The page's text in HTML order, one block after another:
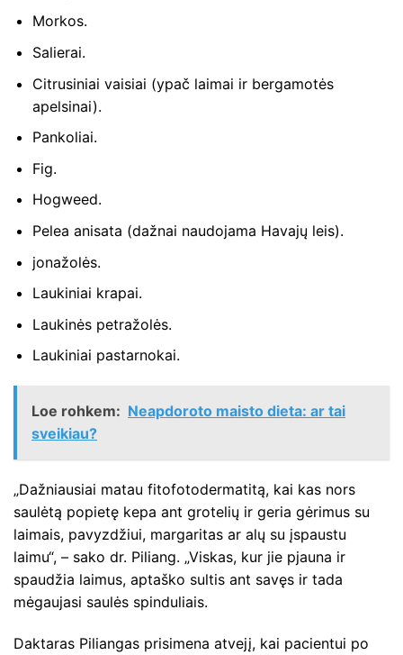
Morkos.
Salierai.
Citrusiniai vaisiai (ypač laimai ir bergamotės
apelsinai).
Pankoliai.
Fig.
Hogweed.
Pelea anisata (dažnai naudojama Havajų leis).
jonažolės.
Laukiniai krapai.
Laukinės petražolės.
Laukiniai pastarnokai.
Loe rohkem: Neapdoroto maisto dieta: ar tai
sveikiau?
„Dažniausiai matau fitofotodermatitą, kai kas nors
saulėtą popietę kepa ant grotelių ir geria gėrimus su
laimais, pavyzdžiui, margaritas ar alų su įspaustu
laimu“, – sako dr. Piliang. „Viskas, kur jie pjauna ir
spaudžia laimus, aptaško sultis ant savęs ir tada
mėgaujasi saulės spinduliais.
Daktaras Piliangas prisimena atvejį, kai pacientui po